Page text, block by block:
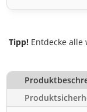
Tipp! Entdecke